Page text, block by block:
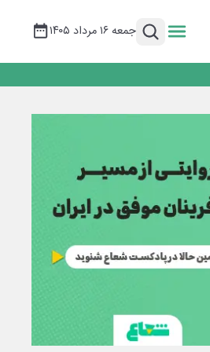
جمعه ۱۶ مرداد ۱۴۰۵